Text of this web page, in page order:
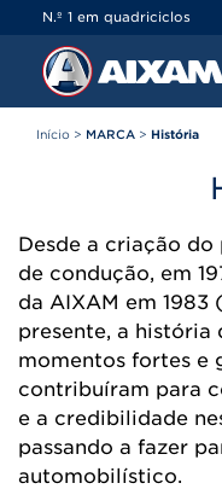
N.º 1 em quadriciclos
Início > MARCA > História
Desde a criação
de condução, em
da AIXAM em
presente, a história
momentos fortes e
contribuíram para
e a credibilidade
passando a fazer
automobilístico.
Painel de